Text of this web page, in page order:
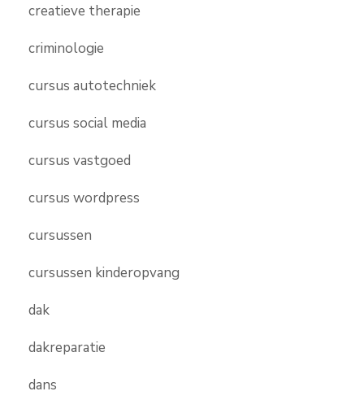
creatieve therapie
criminologie
cursus autotechniek
cursus social media
cursus vastgoed
cursus wordpress
cursussen
cursussen kinderopvang
dak
dakreparatie
dans